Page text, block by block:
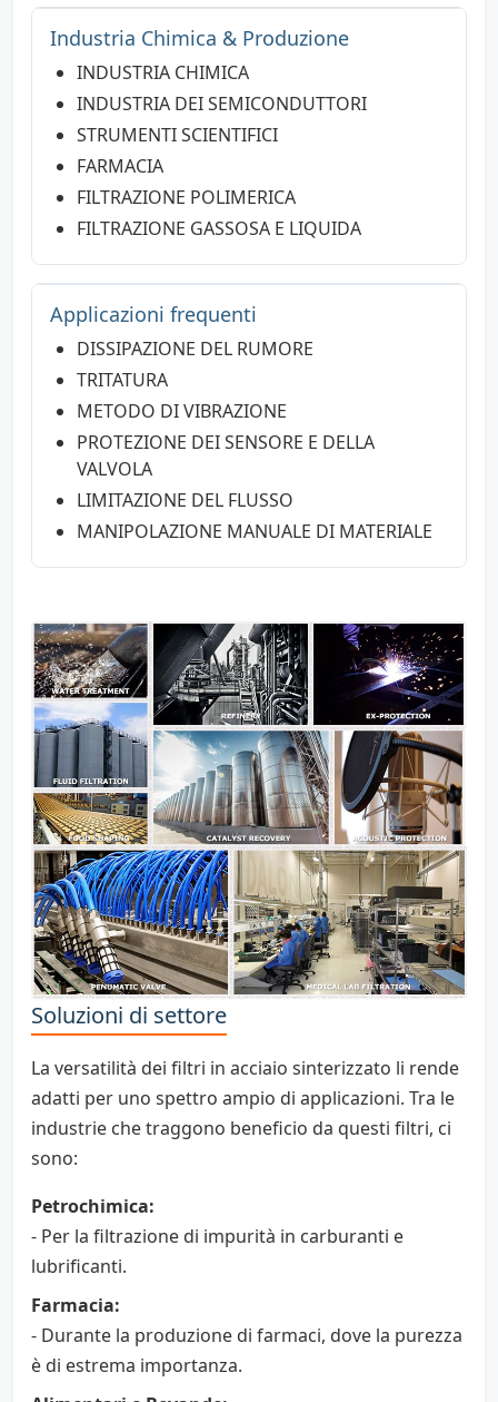
Industria Chimica & Produzione
INDUSTRIA CHIMICA
INDUSTRIA DEI SEMICONDUTTORI
STRUMENTI SCIENTIFICI
FARMACIA
FILTRAZIONE POLIMERICA
FILTRAZIONE GASSOSA E LIQUIDA
Applicazioni frequenti
DISSIPAZIONE DEL RUMORE
TRITATURA
METODO DI VIBRAZIONE
PROTEZIONE DEI SENSORE E DELLA
VALVOLA
LIMITAZIONE DEL FLUSSO
MANIPOLAZIONE MANUALE DI MATERIALE
Soluzioni di settore
La versatilità dei filtri in acciaio sinterizzato li rende
adatti per uno spettro ampio di applicazioni. Tra le
industrie che traggono beneficio da questi filtri, ci
sono:
Petrochimica:
- Per la filtrazione di impurità in carburanti e
lubrificanti.
Farmacia:
- Durante la produzione di farmaci, dove la purezza
è di estrema importanza.